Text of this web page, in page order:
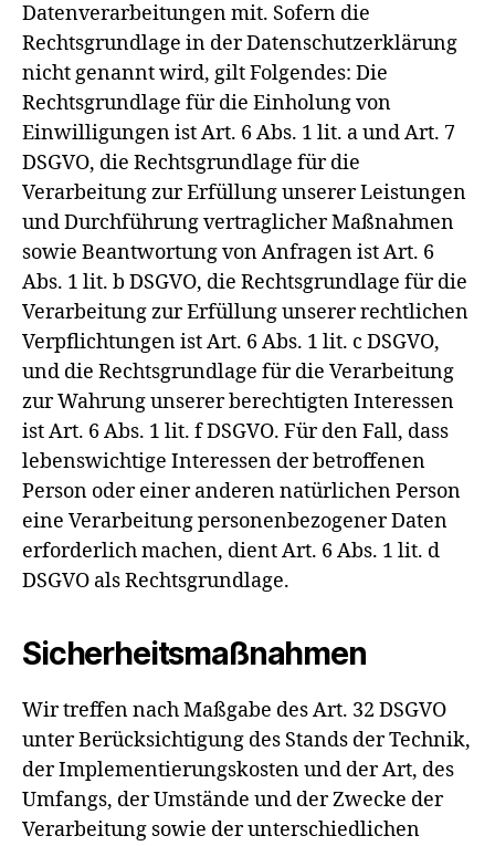
Datenverarbeitungen mit. Sofern die
Rechtsgrundlage in der Datenschutzerklärung
nicht genannt wird, gilt Folgendes: Die
Rechtsgrundlage für die Einholung von
Einwilligungen ist Art. 6 Abs. 1 lit. a und Art. 7
DSGVO, die Rechtsgrundlage für die
Verarbeitung zur Erfüllung unserer Leistungen
und Durchführung vertraglicher Maßnahmen
sowie Beantwortung von Anfragen ist Art. 6
Abs. 1 lit. b DSGVO, die Rechtsgrundlage für die
Verarbeitung zur Erfüllung unserer rechtlichen
Verpflichtungen ist Art. 6 Abs. 1 lit. c DSGVO,
und die Rechtsgrundlage für die Verarbeitung
zur Wahrung unserer berechtigten Interessen
ist Art. 6 Abs. 1 lit. f DSGVO. Für den Fall, dass
lebenswichtige Interessen der betroffenen
Person oder einer anderen natürlichen Person
eine Verarbeitung personenbezogener Daten
erforderlich machen, dient Art. 6 Abs. 1 lit. d
DSGVO als Rechtsgrundlage.
Sicherheitsmaßnahmen
Wir treffen nach Maßgabe des Art. 32 DSGVO
unter Berücksichtigung des Stands der Technik,
der Implementierungskosten und der Art, des
Umfangs, der Umstände und der Zwecke der
Verarbeitung sowie der unterschiedlichen